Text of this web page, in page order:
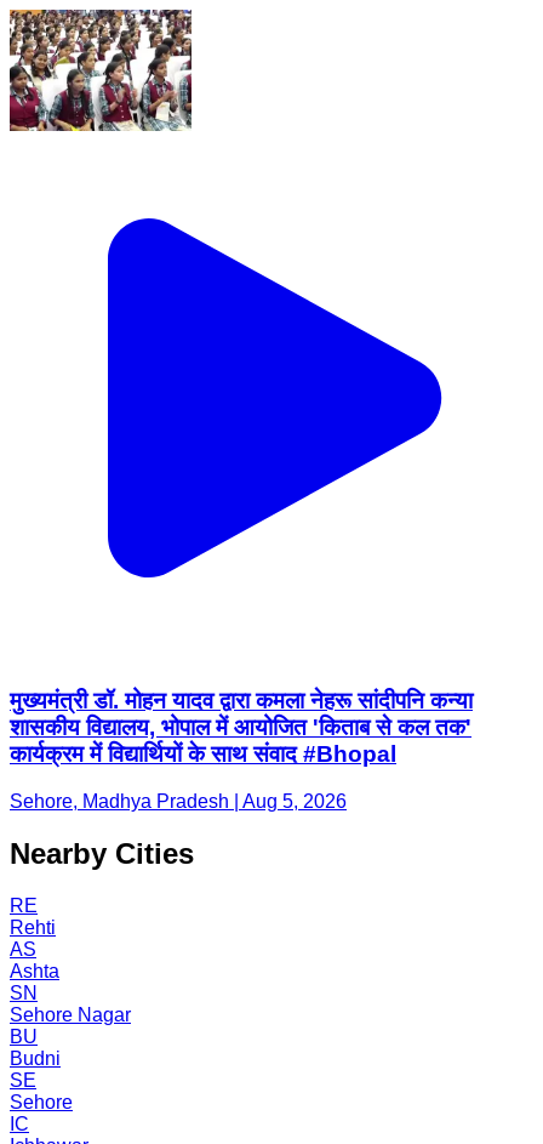
मुख्यमंत्री डॉ. मोहन यादव द्वारा कमला नेहरू सांदीपनि कन्या
शासकीय विद्यालय, भोपाल में आयोजित 'किताब से कल तक'
कार्यक्रम में विद्यार्थियों के साथ संवाद #Bhopal
Sehore, Madhya Pradesh | Aug 5, 2026
Nearby Cities
RE
Rehti
AS
Ashta
SN
Sehore Nagar
BU
Budni
SE
Sehore
IC